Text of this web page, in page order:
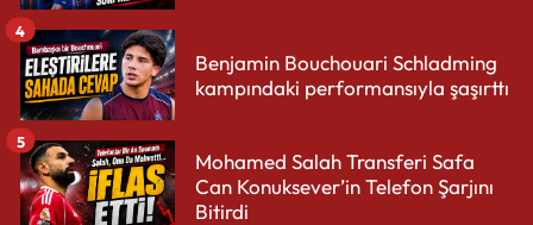
Benjamin Bouchouari Schladming
kampındaki performansıyla şaşırttı
4
Mohamed Salah Transferi Safa
Can Konuksever’in Telefon Şarjını
Bitirdi
5